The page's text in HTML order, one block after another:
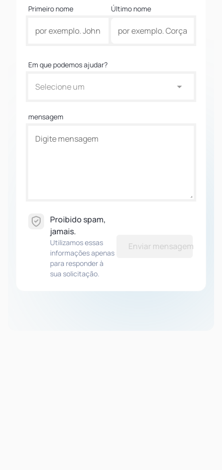
Primeiro nome Último nome
Em que podemos ajudar?
Selecione um
mensagem
Proibido spam,
jamais.
Utilizamos essas
informações apenas
para responder à
sua solicitação.
Enviar mensagem